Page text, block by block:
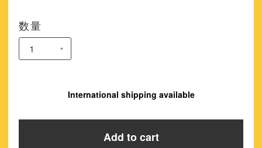
数量
International shipping available
Add to cart